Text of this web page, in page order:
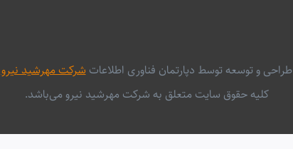
طراحی و توسعه توسط دپارتمان فناوری اطلاعاتشرکت مهرشید نیرو
کلیه حقوق سایت متعلق به شرکت مهرشید نیرو می‌باشد.